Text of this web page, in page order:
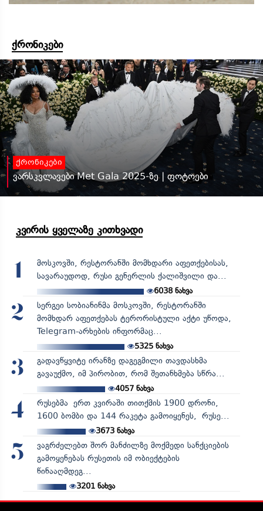
ქრონიკები
ქრონიკები
ვარსკვლავები Met Gala 2025-ზე | ფოტოები
კვირის ყველაზე კითხვადი
1
მოსკოვში, რესტორანში მომხდარი აფეთქებისას,
სავარაუდოდ, რუსი გენერლის ქალიშვილი და...
6038 ნახვა
2
სერგეი სობიანინმა მოსკოვში, რესტორანში
მომხდარ აფეთქებას ტერორისტული აქტი უწოდა,
Telegram-არხების ინფორმაც...
5325ნახვა
3
გადავწყვიტე ირანზე დაგეგმილი თავდასხმა
გავაუქმო, იმ პირობით, რომ შეთანხმება სწრა...
4057ნახვა
4
რუსებმა ერთ კვირაში თითქმის 1900 დრონი,
1600 ბომბი და 144 რაკეტა გამოიყენეს, რუსე...
3673ნახვა
5
ვაგრძელებთ შორ მანძილზე მოქმედი სანქციების
გამოყენებას რუსეთის იმ ობიექტების
წინააღმდეგ...
3201ნახვა